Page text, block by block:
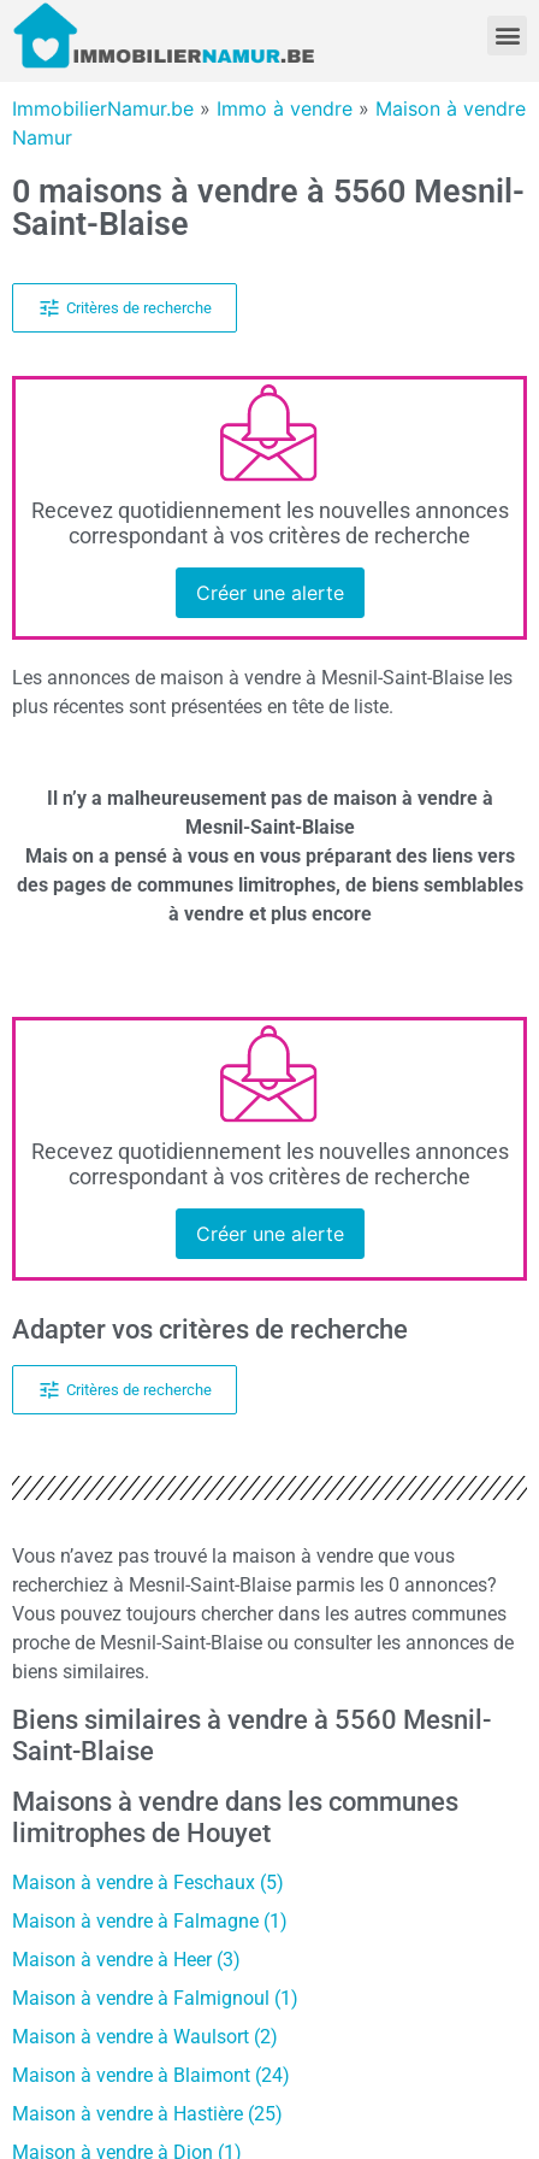
ImmobilierNamur.be » Immo à vendre » Maison à vendre
Namur
0 maisons à vendre à 5560 Mesnil-
Saint-Blaise
Critères de recherche
Recevez quotidiennement les nouvelles annonces
correspondant à vos critères de recherche
Créer une alerte
Les annonces de maison à vendre à Mesnil-Saint-Blaise les
plus récentes sont présentées en tête de liste.
Il n’y a malheureusement pas de maison à vendre à
Mesnil-Saint-Blaise
Mais on a pensé à vous en vous préparant des liens vers
des pages de communes limitrophes, de biens semblables
à vendre et plus encore
Recevez quotidiennement les nouvelles annonces
correspondant à vos critères de recherche
Créer une alerte
Adapter vos critères de recherche
Critères de recherche
Vous n’avez pas trouvé la maison à vendre que vous
recherchiez à Mesnil-Saint-Blaise parmis les 0 annonces?
Vous pouvez toujours chercher dans les autres communes
proche de Mesnil-Saint-Blaise ou consulter les annonces de
biens similaires.
Biens similaires à vendre à 5560 Mesnil-
Saint-Blaise
Maisons à vendre dans les communes
limitrophes de Houyet
Maison à vendre à Feschaux (5)
Maison à vendre à Falmagne (1)
Maison à vendre à Heer (3)
Maison à vendre à Falmignoul (1)
Maison à vendre à Waulsort (2)
Maison à vendre à Blaimont (24)
Maison à vendre à Hastière (25)
Maison à vendre à Dion (1)